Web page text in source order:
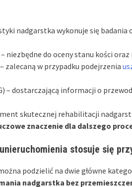
nadgarstka wykonuje się badania
niezbędne do oceny stanu kości
zalecaną w przypadku podejrzenia
– dostarczającą informacji o
skutecznej rehabilitacji
znaczenie dla dalszego
stosuje się
podzielić na dwie główne
nadgarstka bez